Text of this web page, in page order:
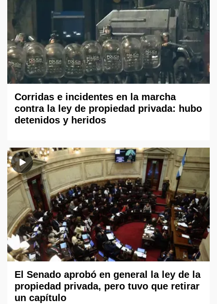
Corridas e incidentes en la marcha
contra la ley de propiedad privada: hubo
detenidos y heridos
El Senado aprobó en general la ley de la
propiedad privada, pero tuvo que retirar
un capítulo